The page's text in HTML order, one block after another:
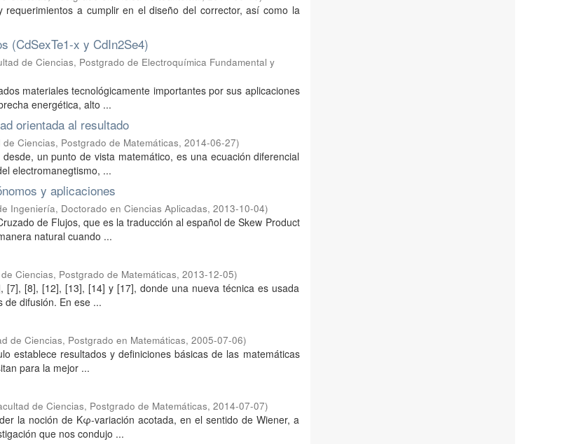
a cumplir en el diseño del corrector, así como la
(CdSexTe1-x y CdIn2Se4)
de Ciencias, Postgrado de Electroquímica Fundamental y
materiales tecnológicamente importantes por sus aplicaciones
energética, alto ...
orientada al resultado
Ciencias, Postgrado de Matemáticas, 2014-06-27)
un punto de vista matemático, es una ecuación diferencial
electromanegtismo, ...
y aplicaciones
Ingeniería, Doctorado en Ciencias Aplicadas, 2013-10-04)
de Flujos, que es la traducción al español de Skew Product
natural cuando ...
Ciencias, Postgrado de Matemáticas, 2013-12-05)
[8], [12], [13], [14] y [17], donde una nueva técnica es usada
de difusión. En ese ...
de Ciencias, Postgrado en Matemáticas, 2005-07-06)
establece resultados y definiciones básicas de las matemáticas
para la mejor ...
de Ciencias, Postgrado de Matemáticas, 2014-07-07)
la noción de Kφ-variación acotada, en el sentido de Wiener, a
que nos condujo ...